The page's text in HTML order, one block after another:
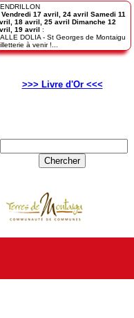
Vendredi 17 avril, 24 avril Samedi 11
18 avril, 25 avril Dimanche 12
19 avril :
DOLIA - St Georges de Montaigu
à venir !...
>>> Livre d'Or <<<